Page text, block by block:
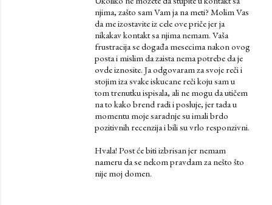
njima, zašto sam Vam ja na meti? Molim Vas
da me izostavite iz cele ove priče jer ja
nikakav kontakt sa njima nemam. Vaša
frustracija se događa mesecima nakon ovog
posta i mislim da zaista nema potrebe da je
ovde iznosite. Ja odgovaram za svoje reči i
stojim iza svake iskucane reči koju sam u
tom trenutku ispisala, ali ne mogu da utičem
na to kako brend radi i posluje, jer tada u
momentu moje saradnje su imali brdo
pozitivnih recenzija i bili su vrlo responzivni.
Hvala! Post će biti izbrisan jer nemam
nameru da se nekom pravdam za nešto što
nije moj domen.